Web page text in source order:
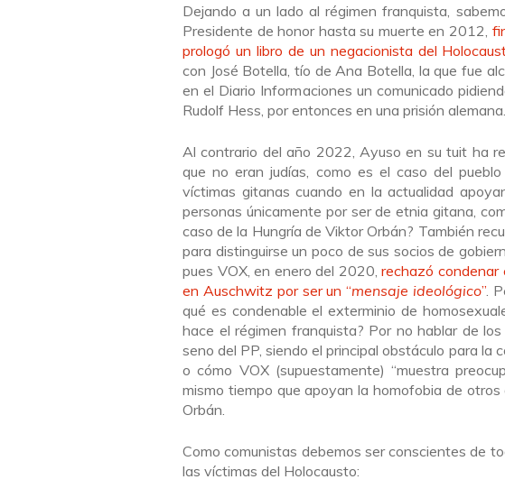
Dejando a un lado al régimen franquista,
Presidente de honor hasta su muerte en 2012,
prologó un libro de un negacionista del
con José Botella, tío de Ana Botella, la que fue
en el Diario Informaciones un comunicado
Rudolf Hess, por entonces en una prisión alemana.
Al contrario del año 2022, Ayuso en su tuit ha
que no eran judías, como es el caso del
víctimas gitanas cuando en la actualidad
personas únicamente por ser de etnia gitana,
caso de la Hungría de Viktor Orbán? También
para distinguirse un poco de sus socios de
pues VOX, en enero del 2020, rechazó condenar
en Auschwitz por ser un “mensaje ideológico” .
qué es condenable el exterminio de
hace el régimen franquista? Por no hablar de
seno del PP, siendo el principal obstáculo para la
o cómo VOX (supuestamente) “muestra
mismo tiempo que apoyan la homofobia de
Orbán.
Como comunistas debemos ser conscientes de
las víctimas del Holocausto: